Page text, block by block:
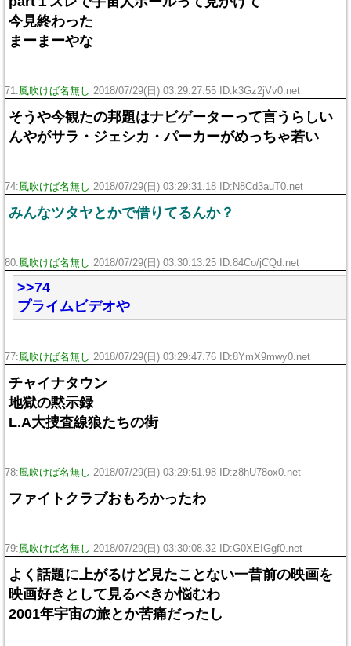
今見終わった
まーまーやな
71:風吹けば名無し 2018/07/29(日) 03:29:27.55 ID:k3Gz2jVv0.net
そうや今観たの邦題はナビゲーターって言うらしい
んやがサラ・ジェシカ・パーカーがめっちゃ若い
74:風吹けば名無し 2018/07/29(日) 03:29:31.18 ID:N8Cd3auT0.net
みんなツタヤとかで借りてるんか？
80:風吹けば名無し 2018/07/29(日) 03:30:13.25 ID:84Co/jCQd.net
>>74
プライムビデオや
77:風吹けば名無し 2018/07/29(日) 03:29:47.76 ID:8YmX9mwy0.net
チャイナタウン
地獄の黙示録
L.A大捜査線狼たちの街
78:風吹けば名無し 2018/07/29(日) 03:29:51.98 ID:z8hU78ox0.net
ファイトクラブおもろかったわ
79:風吹けば名無し 2018/07/29(日) 03:30:08.32 ID:G0XEIGgf0.net
よく話題に上がるけど見たことない一昔前の映画を
映画好きとして見るべきか悩むわ
2001年宇宙の旅とか苦痛だったし